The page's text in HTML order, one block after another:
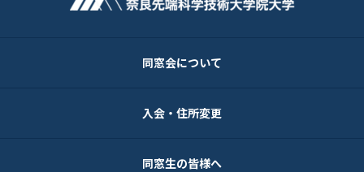
同窓会について
入会・住所変更
同窓生の皆様へ